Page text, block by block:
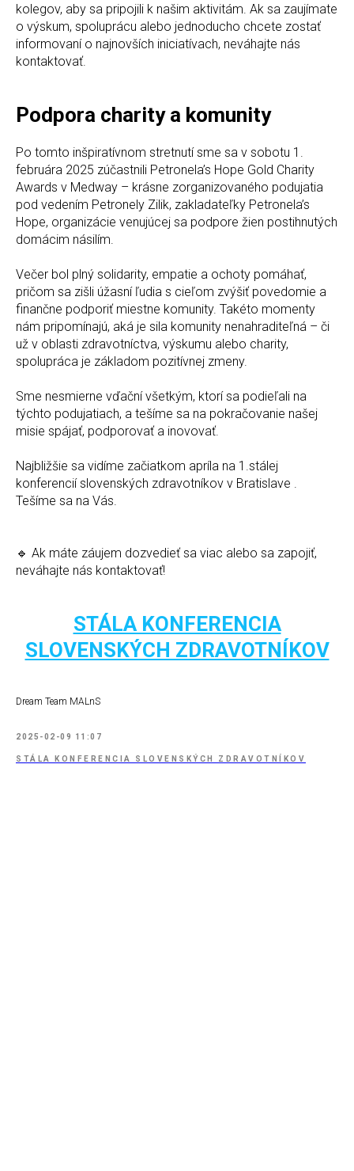
kolegov, aby sa pripojili k našim aktivitám. Ak sa zaujímate
o výskum, spoluprácu alebo jednoducho chcete zostať
informovaní o najnovších iniciatívach, neváhajte nás
kontaktovať.
Podpora charity a komunity
Po tomto inšpiratívnom stretnutí sme sa v sobotu 1.
februára 2025 zúčastnili Petronela’s Hope Gold Charity
Awards v Medway – krásne zorganizovaného podujatia
pod vedením Petronely Zilik, zakladateľky Petronela’s
Hope, organizácie venujúcej sa podpore žien postihnutých
domácim násilím.
Večer bol plný solidarity, empatie a ochoty pomáhať,
pričom sa zišli úžasní ľudia s cieľom zvýšiť povedomie a
finančne podporiť miestne komunity. Takéto momenty
nám pripomínajú, aká je sila komunity nenahraditeľná – či
už v oblasti zdravotníctva, výskumu alebo charity,
spolupráca je základom pozitívnej zmeny.
Sme nesmierne vďační všetkým, ktorí sa podieľali na
týchto podujatiach, a tešíme sa na pokračovanie našej
misie spájať, podporovať a inovovať.
Najbližšie sa vidíme začiatkom apríla na 1.stálej
konferencií slovenských zdravotníkov v Bratislave .
Tešíme sa na Vás.
🔹 Ak máte záujem dozvedieť sa viac alebo sa zapojiť,
neváhajte nás kontaktovať!
STÁLA KONFERENCIA
SLOVENSKÝCH ZDRAVOTNÍKOV
Dream Team MALnS
2025-02-09 11:07
STÁLA KONFERENCIA SLOVENSKÝCH ZDRAVOTNÍKOV